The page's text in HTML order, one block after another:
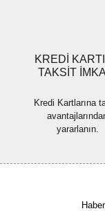
KREDİ
TAKSİT
Kredi Kartlarına
yararlanın.